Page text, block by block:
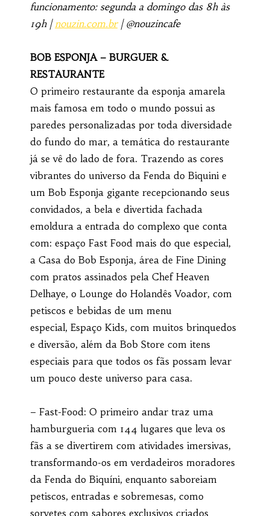
funcionamento: segunda a domingo das 8h às
19h |nouzin.com.br| @nouzincafe
BOB ESPONJA – BURGUER &
RESTAURANTE
O primeiro restaurante da esponja amarela
mais famosa em todo o mundo possui as
paredes personalizadas por toda diversidade
do fundo do mar, a temática do restaurante
já se vê do lado de fora. Trazendo as cores
vibrantes do universo da Fenda do Biquini e
um Bob Esponja gigante recepcionando seus
convidados, a bela e divertida fachada
emoldura a entrada do complexo que conta
com: espaço Fast Food mais do que especial,
a Casa do Bob Esponja, área de Fine Dining
com pratos assinados pela Chef Heaven
Delhaye, o Lounge do Holandês Voador, com
petiscos e bebidas de um menu
especial, Espaço Kids, com muitos brinquedos
e diversão, além da Bob Store com itens
especiais para que todos os fãs possam levar
um pouco deste universo para casa.
– Fast-Food: O primeiro andar traz uma
hamburgueria com 144 lugares que leva os
fãs a se divertirem com atividades imersivas,
transformando-os em verdadeiros moradores
da Fenda do Biquíni, enquanto saboreiam
petiscos, entradas e sobremesas, como
sorvetes com sabores exclusivos criados